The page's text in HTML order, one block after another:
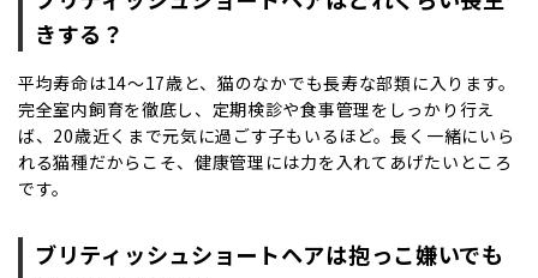
きする？
平均寿命は14〜17歳と、猫のなかでも長寿な部類に入ります。
完全室内飼育を徹底し、定期検診や食事管理をしっかり行え
ば、20歳近くまで元気に過ごす子もいるほど。長く一緒にいら
れる猫種だからこそ、健康管理には力を入れてあげたいところ
です。
ブリティッシュショートヘアは抱っこ嫌いでも